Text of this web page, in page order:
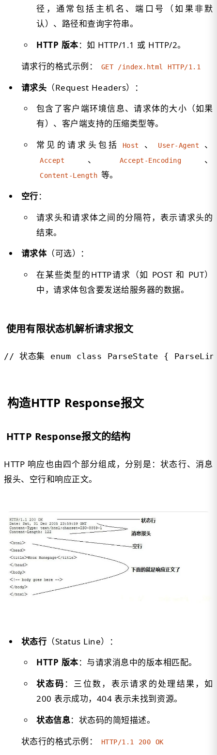
径，通常包括主机名、端口号（如果非默
认）、路径和查询字符串。
HTTP 版本：如 HTTP/1.1 或 HTTP/2。
请求行的格式示例：
GET /index.html HTTP/1.1
请求头 （Request Headers）：
包含了客户端环境信息、请求体的大小（如果
有）、客户端支持的压缩类型等。
常见的请求头包括
Host 、 User-Agent 、
Accept 、 Accept-Encoding 、
Content-Length 等。
空行：
请求头和请求体之间的分隔符，表示请求头的
结束。
请求体（可选）：
在某些类型的HTTP请求（如 POST 和 PUT）
中，请求体包含要发送给服务器的数据。
使用有限状态机解析请求报文
// 状态集 enum class ParseState {
构造HTTP Response报文
HTTP Response报文的结构
HTTP 响应也由四个部分组成，分别是：状态行、消息
报头、空行和响应正文。
状态行 （Status Line）：
HTTP 版本：与请求消息中的版本相匹配。
状态码 ：三位数，表示请求的处理结果，如
200 表示成功，404 表示未找到资源。
状态信息：状态码的简短描述。
状态行的格式示例：
HTTP/1.1 200 OK